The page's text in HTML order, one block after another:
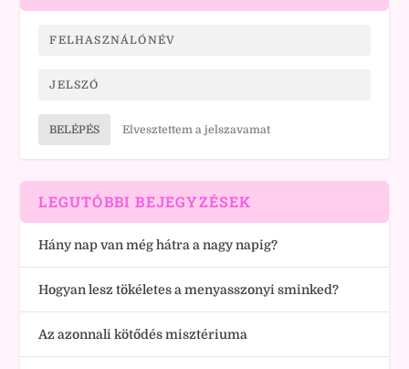
BELÉPÉS Elvesztettem a jelszavamat
LEGUTÓBBI BEJEGYZÉSEK
Hány nap van még hátra a nagy napig?
Hogyan lesz tökéletes a menyasszonyi sminked?
Az azonnali kötődés misztériuma